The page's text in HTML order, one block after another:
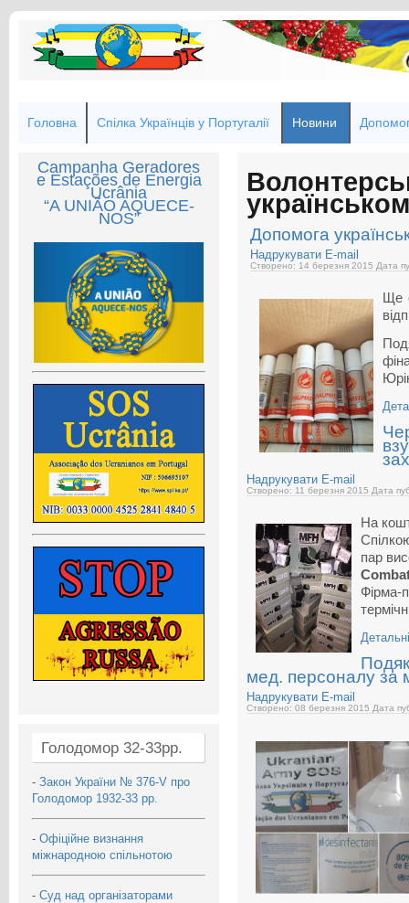
Головна Спілка Українців у Португалії Новини
Campanha Geradores
e Estações de Energia
Ucrânia
“A UNIÃO AQUECE-
NOS”
Голодомор 32-33рр.
- Закон України № 376-V про
Голодомор 1932-33 рр.
- Офіційне визнання
міжнародною спільнотою
- Суд над організаторами
Допомога
Надрукувати E-mail
Створено: 14 березня 2015 Дата
Ще
Надрукувати E-mail
Створено: 11 березня 2015 Дата
На
пар
Фірма-
мед. персоналу за
Надрукувати E-mail
Створено: 08 березня 2015 Дата